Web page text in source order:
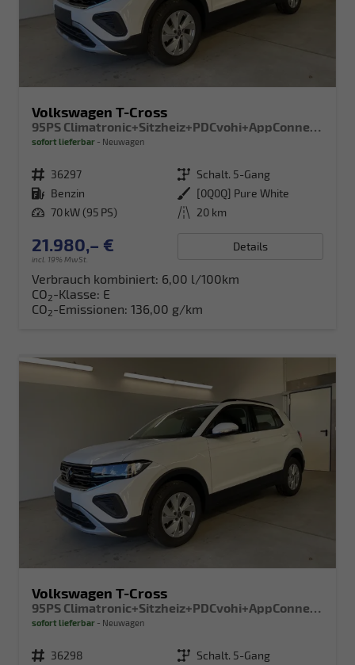
Volkswagen T-Cross
sofort lieferbar Neuwagen
Fahrzeugnr. 36297 Getriebe Schalt. 5-Gang
Kraftstoff Benzin Außenfarbe [0Q0Q] Pure White
Leistung 70 kW (95 PS) Kilometerstand 20 km
21.980,– €
incl. 19% MwSt.
Details
Verbrauch kombiniert: 6,00 l/100km
CO2-Klasse: E
CO2-Emissionen: 136,00 g/km
Volkswagen T-Cross
95PS Climatronic+Sitzheiz+PDCvohi+AppConnect+Side+TravelAssist+ACC
sofort lieferbar Neuwagen
Fahrzeugnr. 36298 Getriebe Schalt. 5-Gang